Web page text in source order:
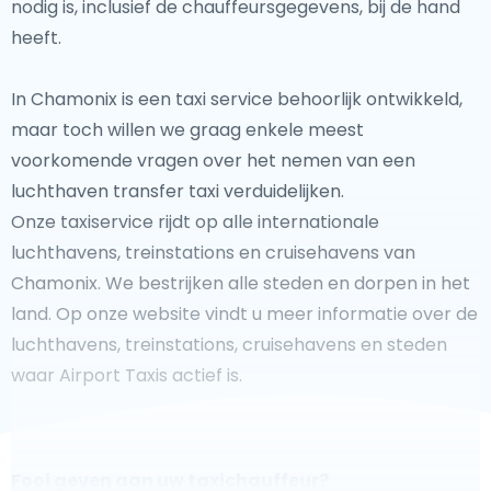
nodig is, inclusief de chauffeursgegevens, bij de hand
heeft.
In Chamonix is een taxi service behoorlijk ontwikkeld,
maar toch willen we graag enkele meest
voorkomende vragen over het nemen van een
luchthaven transfer taxi verduidelijken.
Onze taxiservice rijdt op alle internationale
luchthavens, treinstations en cruisehavens van
Chamonix. We bestrijken alle steden en dorpen in het
land. Op onze website vindt u meer informatie over de
luchthavens, treinstations, cruisehavens en steden
waar Airport Taxis actief is.